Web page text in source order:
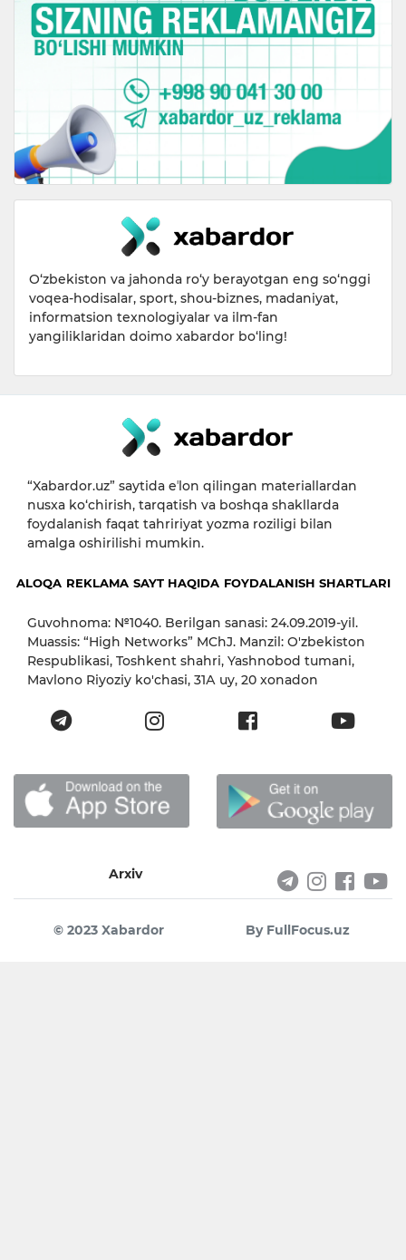
O‘zbekiston va jahonda ro‘y berayotgan eng so‘nggi
voqea-hodisalar, sport, shou-biznes, madaniyat,
informatsion texnologiyalar va ilm-fan
yangiliklaridan doimo xabardor bo‘ling!
“Xabardor.uz” saytida eʼlon qilingan materiallardan
nusxa ko‘chirish, tarqatish va boshqa shakllarda
foydalanish faqat tahririyat yozma roziligi bilan
amalga oshirilishi mumkin.
ALOQA REKLAMA SAYT HAQIDA FOYDALANISH SHARTLARI
Guvohnoma: №1040. Berilgan sanasi: 24.09.2019-yil.
Muassis: “High Networks” MChJ. Manzil: O'zbekiston
Respublikasi, Toshkent shahri, Yashnobod tumani,
Mavlono Riyoziy ko'chasi, 31А uy, 20 xonadon
Arxiv
© 2023 Xabardor By FullFocus.uz